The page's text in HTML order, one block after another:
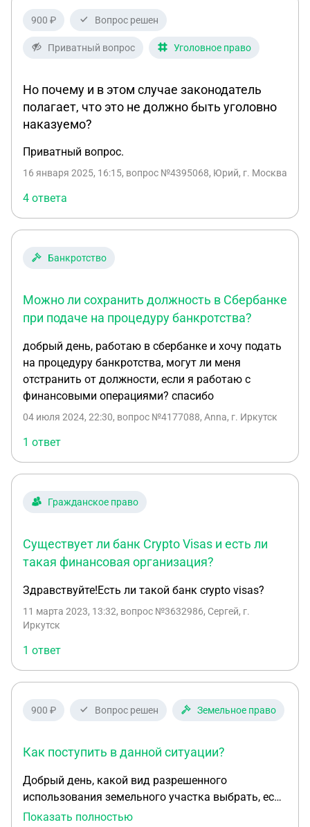
900 ₽ Вопрос решен
Приватный вопрос Уголовное право
Но почему и в этом случае законодатель
полагает, что это не должно быть уголовно
наказуемо?
Приватный вопрос.
16 января 2025, 16:15, вопрос №4395068, Юрий, г. Москва
4 ответа
Банкротство
Можно ли сохранить должность в Сбербанке
при подаче на процедуру банкротства?
добрый день, работаю в сбербанке и хочу подать
на процедуру банкротства, могут ли меня
отстранить от должности, если я работаю с
финансовыми операциями? спасибо
04 июля 2024, 22:30, вопрос №4177088, Аnna, г. Иркутск
1 ответ
Гражданское право
Существует ли банк Crypto Visas и есть ли
такая финансовая организация?
Здравствуйте!Есть ли такой банк crypto visas?
11 марта 2023, 13:32, вопрос №3632986, Сергей, г.
Иркутск
1 ответ
900 ₽ Вопрос решен Земельное право
Как поступить в данной ситуации?
Добрый день, какой вид разрешенного
использования земельного участка выбрать, если
в здании арендуют помещения арендаторы с
Показать полностью